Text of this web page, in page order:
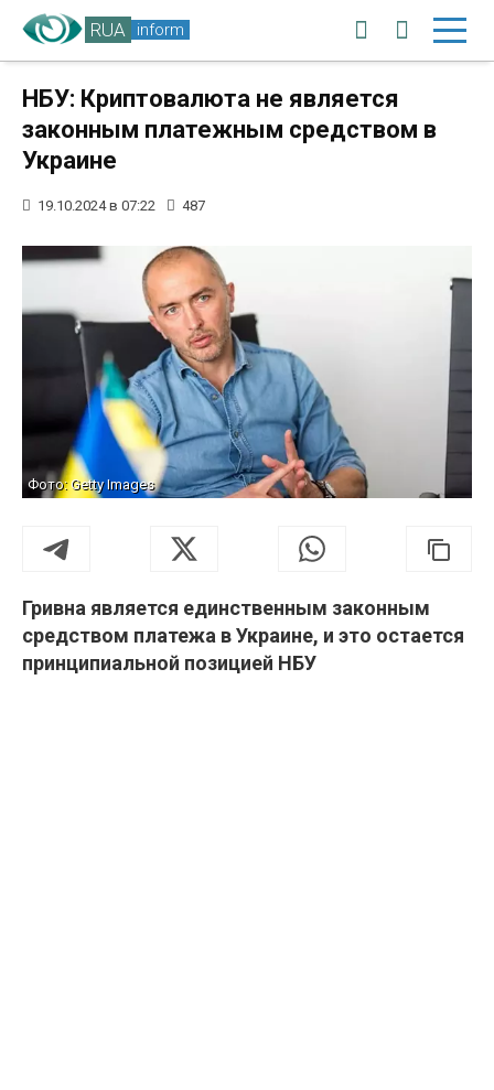
RUA inform
НБУ: Криптовалюта не является
законным платежным средством в
Украине
19.10.2024 в 07:22 487
Фото: Getty Images
Гривна является единственным законным
средством платежа в Украине, и это остается
принципиальной позицией НБУ